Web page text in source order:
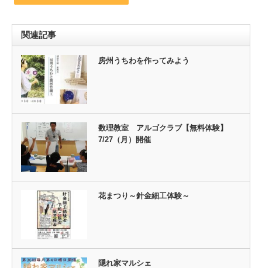
関連記事
房州うちわを作ってみよう
数理教室 アルゴクラブ【無料体験】
7/27（月）開催
花まつり～針金細工体験～
隠れ家マルシェ